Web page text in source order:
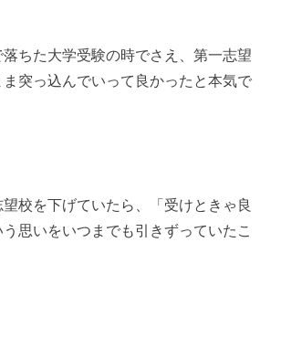
ちた大学受験の時でさえ、第一志望
ま突っ込んでいって良かったと本気で
校を下げていたら、「受けときゃ良
思いをいつまでも引きずっていたこ